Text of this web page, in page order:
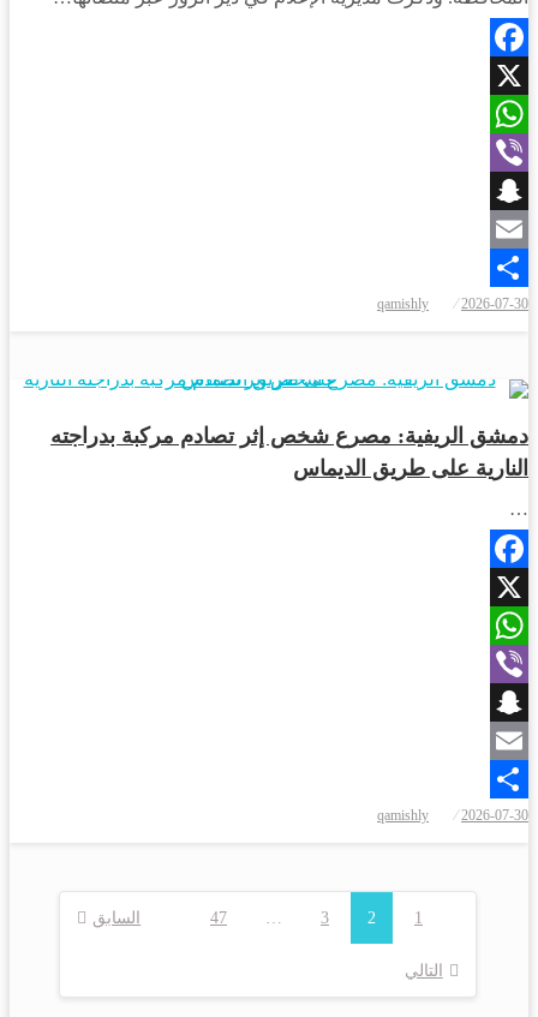
Facebook
X
WhatsApp
Viber
Snapchat
Email
Share
2026-07-30
qamishly
دمشق الريفية: مصرع شخص إثر تصادم مركبة بدراجته
النارية على طريق الديماس
…
Facebook
X
WhatsApp
Viber
Snapchat
Email
Share
2026-07-30
qamishly
السابق 1
2
3
…
47
التالي